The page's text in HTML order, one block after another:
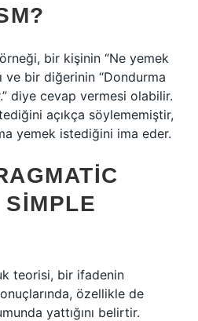
bir kişinin “Ne yemek
ve bir diğerinin “Dondurma
diye cevap vermesi olabilir.
açıkça söylememiştir,
yemek istediğini ima eder.
SIMPLE
teorisi, bir ifadenin
özellikle de
yattığını belirtir.